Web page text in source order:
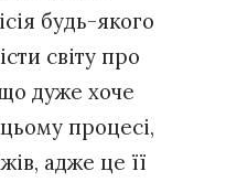
будь-якого
світу про
дуже хоче
процесі,
адже це її